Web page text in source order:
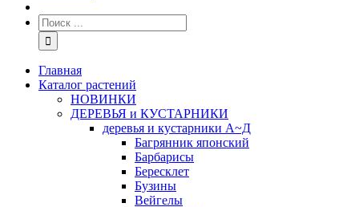
Главная
Каталог растений
НОВИНКИ
ДЕРЕВЬЯ и КУСТАРНИКИ
деревья и кустарники А~Д
Багрянник японский
Барбарисы
Бересклет
Бузины
Вейгелы